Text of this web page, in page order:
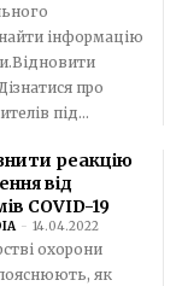
інформацію
про
під...
реакцію
від
COVID-19
- 14.04.2022
охорони
як